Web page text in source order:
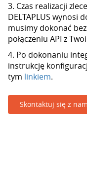
3. Czas realizacji
DELTAPLUS wynosi
musimy dokonać
połączeniu API z
4. Po dokonaniu
instrukcję
tym linkiem.
Skontaktuj się z